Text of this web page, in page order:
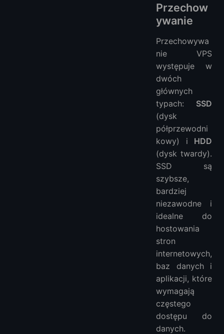
Przechow
ywanie
Przechowywa
nie VPS
występuje w
dwóch
głównych
typach: SSD
(dysk
półprzewodni
kowy) i HDD
(dysk twardy).
SSD są
szybsze,
bardziej
niezawodne i
idealne do
hostowania
stron
internetowych,
baz danych i
aplikacji, które
wymagają
częstego
dostępu do
danych.